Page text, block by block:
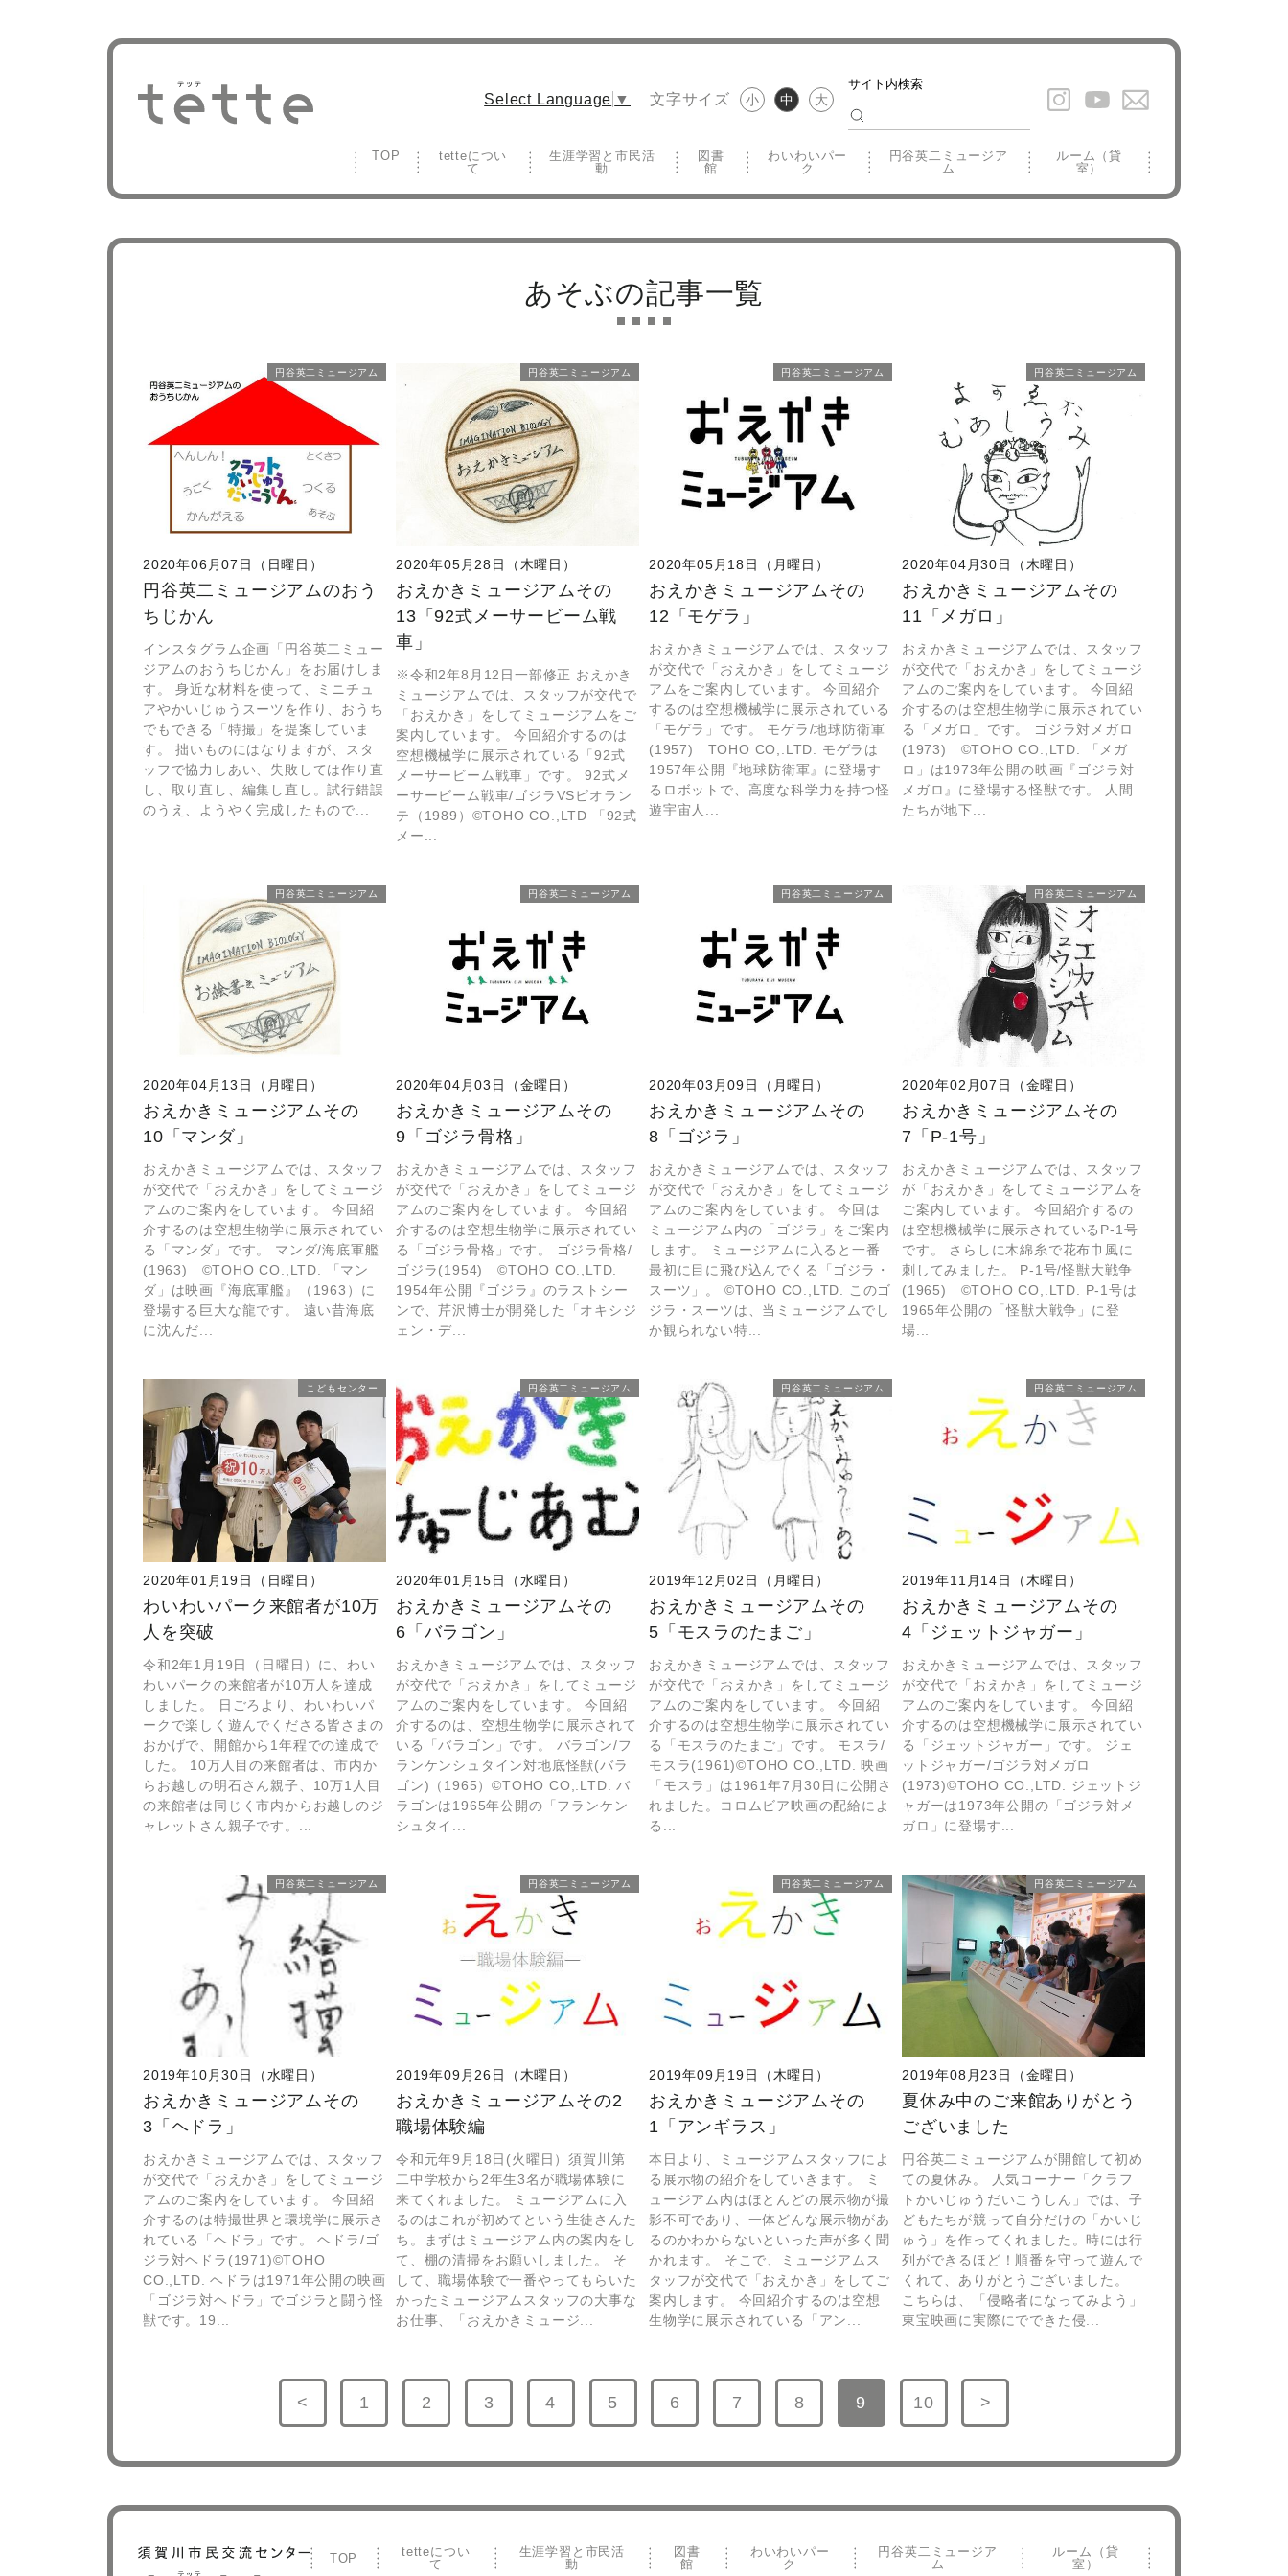
Select Language ▼ 文字サイズ 小 中 大
TOP
tetteについ
て
生涯学習と市民活
動
図書
館
わいわいパー
ク
円谷英二ミュージア
ム
ルーム（貸
室）
あそぶの記事一覧
2020年06月07日（日曜日）
円谷英二ミュージアム
円谷英二ミュージアムのおう
ちじかん
インスタグラム企画「円谷英二ミュー
ジアムのおうちじかん」をお届けしま
す。 身近な材料を使って、ミニチュ
アやかいじゅうスーツを作り、おうち
でもできる「特撮」を提案していま
す。 拙いものにはなりますが、スタ
ッフで協力しあい、失敗しては作り直
し、取り直し、編集し直し。試行錯誤
のうえ、ようやく完成したもので...
2020年05月28日（木曜日）
円谷英二ミュージアム
おえかきミュージアムその
13「92式メーサービーム戦
車」
※令和2年8月12日一部修正 おえかき
ミュージアムでは、スタッフが交代で
「おえかき」をしてミュージアムをご
案内しています。 今回紹介するのは
空想機械学に展示されている「92式
メーサービーム戦車」です。 92式メ
ーサービーム戦車/ゴジラVSビオラン
テ（1989）©TOHO CO.,LTD 「92式
メー...
2020年05月18日（月曜日）
円谷英二ミュージアム
おえかきミュージアムその
12「モゲラ」
おえかきミュージアムでは、スタッフ
が交代で「おえかき」をしてミュージ
アムをご案内しています。 今回紹介
するのは空想機械学に展示されている
「モゲラ」です。 モゲラ/地球防衛軍
(1957) TOHO CO,.LTD. モゲラは
1957年公開『地球防衛軍』に登場す
るロボットで、高度な科学力を持つ怪
遊宇宙人...
2020年04月30日（木曜日）
円谷英二ミュージアム
おえかきミュージアムその
11「メガロ」
おえかきミュージアムでは、スタッフ
が交代で「おえかき」をしてミュージ
アムのご案内をしています。 今回紹
介するのは空想生物学に展示されてい
る「メガロ」です。 ゴジラ対メガロ
(1973) ©TOHO CO.,LTD. 「メガ
ロ」は1973年公開の映画『ゴジラ対
メガロ』に登場する怪獣です。 人間
たちが地下...
2020年04月13日（月曜日）
円谷英二ミュージアム
おえかきミュージアムその
10「マンダ」
おえかきミュージアムでは、スタッフ
が交代で「おえかき」をしてミュージ
アムのご案内をしています。 今回紹
介するのは空想生物学に展示されてい
る「マンダ」です。 マンダ/海底軍艦
(1963) ©TOHO CO.,LTD. 「マン
ダ」は映画『海底軍艦』（1963）に
登場する巨大な龍です。 遠い昔海底
に沈んだ...
2020年04月03日（金曜日）
円谷英二ミュージアム
おえかきミュージアムその
9「ゴジラ骨格」
おえかきミュージアムでは、スタッフ
が交代で「おえかき」をしてミュージ
アムのご案内をしています。 今回紹
介するのは空想生物学に展示されてい
る「ゴジラ骨格」です。 ゴジラ骨格/
ゴジラ(1954) ©TOHO CO.,LTD.
1954年公開『ゴジラ』のラストシー
ンで、芹沢博士が開発した「オキシジ
ェン・デ...
2020年03月09日（月曜日）
円谷英二ミュージアム
おえかきミュージアムその
8「ゴジラ」
おえかきミュージアムでは、スタッフ
が交代で「おえかき」をしてミュージ
アムのご案内をしています。 今回は
ミュージアム内の「ゴジラ」をご案内
します。 ミュージアムに入ると一番
最初に目に飛び込んでくる「ゴジラ・
スーツ」。 ©TOHO CO.,LTD. このゴ
ジラ・スーツは、当ミュージアムでし
か観られない特...
2020年02月07日（金曜日）
円谷英二ミュージアム
おえかきミュージアムその
7「P-1号」
おえかきミュージアムでは、スタッフ
が「おえかき」をしてミュージアムを
ご案内しています。 今回紹介するの
は空想機械学に展示されているP-1号
です。 さらしに木綿糸で花布巾風に
刺してみました。 P-1号/怪獣大戦争
(1965) ©TOHO CO,.LTD. P‐1号は
1965年公開の「怪獣大戦争」に登
場...
2020年01月19日（日曜日）
こどもセンター
わいわいパーク来館者が10万
人を突破
令和2年1月19日（日曜日）に、わい
わいパークの来館者が10万人を達成
しました。 日ごろより、わいわいパ
ークで楽しく遊んでくださる皆さまの
おかげで、開館から1年程での達成で
した。 10万人目の来館者は、市内か
らお越しの明石さん親子、10万1人目
の来館者は同じく市内からお越しのジ
ャレットさん親子です。...
2020年01月15日（水曜日）
円谷英二ミュージアム
おえかきミュージアムその
6「バラゴン」
おえかきミュージアムでは、スタッフ
が交代で「おえかき」をしてミュージ
アムのご案内をしています。 今回紹
介するのは、空想生物学に展示されて
いる「バラゴン」です。 バラゴン/フ
ランケンシュタイン対地底怪獣(バラ
ゴン)（1965）©TOHO CO,.LTD. バ
ラゴンは1965年公開の「フランケン
シュタイ...
2019年12月02日（月曜日）
円谷英二ミュージアム
おえかきミュージアムその
5「モスラのたまご」
おえかきミュージアムでは、スタッフ
が交代で「おえかき」をしてミュージ
アムのご案内をしています。 今回紹
介するのは空想生物学に展示されてい
る「モスラのたまご」です。 モスラ/
モスラ(1961)©TOHO CO.,LTD. 映画
「モスラ」は1961年7月30日に公開さ
れました。コロムビア映画の配給によ
る...
2019年11月14日（木曜日）
円谷英二ミュージアム
おえかきミュージアムその
4「ジェットジャガー」
おえかきミュージアムでは、スタッフ
が交代で「おえかき」をしてミュージ
アムのご案内をしています。 今回紹
介するのは空想機械学に展示されてい
る「ジェットジャガー」です。 ジェ
ットジャガー/ゴジラ対メガロ
(1973)©TOHO CO.,LTD. ジェットジ
ャガーは1973年公開の「ゴジラ対メ
ガロ」に登場す...
2019年10月30日（水曜日）
円谷英二ミュージアム
おえかきミュージアムその
3「ヘドラ」
おえかきミュージアムでは、スタッフ
が交代で「おえかき」をしてミュージ
アムのご案内をしています。 今回紹
介するのは特撮世界と環境学に展示さ
れている「ヘドラ」です。 ヘドラ/ゴ
ジラ対ヘドラ(1971)©TOHO
CO.,LTD. ヘドラは1971年公開の映画
「ゴジラ対ヘドラ」でゴジラと闘う怪
獣です。19...
2019年09月26日（木曜日）
円谷英二ミュージアム
おえかきミュージアムその2
職場体験編
令和元年9月18日(火曜日）須賀川第
二中学校から2年生3名が職場体験に
来てくれました。 ミュージアムに入
るのはこれが初めてという生徒さんた
ち。まずはミュージアム内の案内をし
て、棚の清掃をお願いしました。 そ
して、職場体験で一番やってもらいた
かったミュージアムスタッフの大事な
お仕事、「おえかきミュージ...
2019年09月19日（木曜日）
円谷英二ミュージアム
おえかきミュージアムその
1「アンギラス」
本日より、ミュージアムスタッフによ
る展示物の紹介をしていきます。 ミ
ュージアム内はほとんどの展示物が撮
影不可であり、一体どんな展示物があ
るのかわからないといった声が多く聞
かれます。 そこで、ミュージアムス
タッフが交代で「おえかき」をしてご
案内します。 今回紹介するのは空想
生物学に展示されている「アン...
2019年08月23日（金曜日）
円谷英二ミュージアム
夏休み中のご来館ありがとう
ございました
円谷英二ミュージアムが開館して初め
ての夏休み。 人気コーナー「クラフ
トかいじゅうだいこうしん」では、子
どもたちが競って自分だけの「かいじ
ゅう」を作ってくれました。時には行
列ができるほど！順番を守って遊んで
くれて、ありがとうございました。
こちらは、「侵略者になってみよう」
東宝映画に実際にでできた侵...
ビ
<
ペー
1
ジへ
2
ジへ
3
ジへ
4
ジへ
5
ジへ
6
ジへ
7
ジへ
8
ジへ
9
ペー
ジへ
10
ジへ
>
ペー
TOP
tetteについ
て
生涯学習と市民活
動
図書
館
わいわいパー
ク
円谷英二ミュージア
ム
ルーム（貸
室）